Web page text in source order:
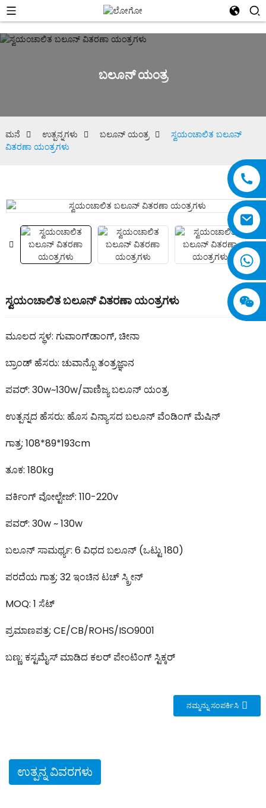
ಬಲೂನ್ ಯಂತ್ರ
ಮನೆ ಉತ್ಪನ್ನಗಳು ಬಲೂನ್ ಯಂತ್ರ
ಸ್ವಯಂಚಾಲಿತ ಬಲೂನ್
ವಿತರಣಾ ಯಂತ್ರಗಳು
ಸ್ವಯಂಚಾಲಿತ ಬಲೂನ್ ವಿತರಣಾ ಯಂತ್ರಗಳು
ಮೂಲದ ಸ್ಥಳ: ಗುವಾಂಗ್‌ಡಾಂಗ್, ಚೀನಾ
ಬ್ರಾಂಡ್ ಹೆಸರು: ಚುವಾನ್ಬೊ ತಂತ್ರಜ್ಞಾನ
ಪವರ್: 30w~130w/ವಾಣಿಜ್ಯ ಬಲೂನ್ ಯಂತ್ರ
ಉತ್ಪನ್ನದ ಹೆಸರು: ಹೊಸ ವಿನ್ಯಾಸದ ಬಲೂನ್ ವೆಂಡಿಂಗ್ ಮೆಷಿನ್
ಗಾತ್ರ: 108*89*193cm
ತೂಕ: 180kg
ವರ್ಕಿಂಗ್ ವೋಲ್ಟೇಜ್: 110-220v
ಪವರ್: 30w ~ 130w
ಬಲೂನ್ ಸಾಮರ್ಥ್ಯ: 6 ವಿಧದ ಬಲೂನ್ (ಒಟ್ಟು 180)
ಪರದೆಯ ಗಾತ್ರ: 32 ಇಂಚಿನ ಟಚ್ ಸ್ಕ್ರೀನ್
MOQ: 1 ಸೆಟ್
ಪ್ರಮಾಣಪತ್ರ: CE/CB/ROHS/ISO9001
ಬಣ್ಣ: ಕಸ್ಟಮೈಸ್ ಮಾಡಿದ ಕಲರ್ ಪೇಂಟಿಂಗ್ ಸ್ಟಿಕ್ಕರ್
ನಮ್ಮನ್ನು ಸಂಪರ್ಕಿಸಿ
ಉತ್ಪನ್ನ ವಿವರಗಳು